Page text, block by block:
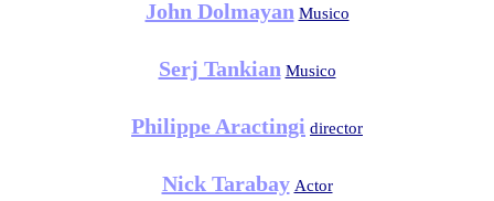
John Dolmayan Musico
Serj Tankian Musico
Philippe Aractingi director
Nick Tarabay Actor